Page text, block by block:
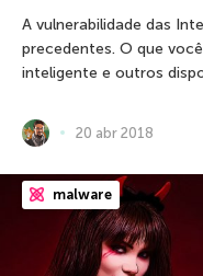
A vulnerabilidade das
precedentes. O que
inteligente e outros
20 abr 2018
malware